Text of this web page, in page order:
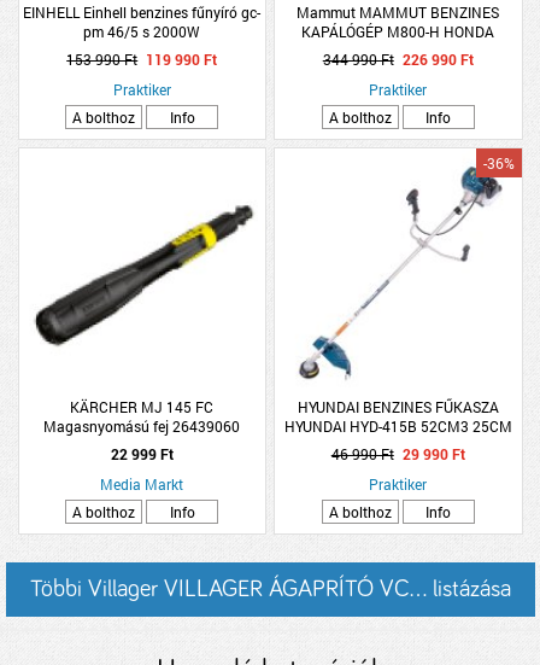
EINHELL Einhell benzines fűnyíró gc-
pm 46/5 s 2000W
153 990 Ft 119 990 Ft
Praktiker
A bolthoz
Info
Mammut MAMMUT BENZINES
KAPÁLÓGÉP M800-H HONDA
GCV170 3,6KW 770MM 2X3
KAPATAG
344 990 Ft 226 990 Ft
Praktiker
A bolthoz
Info
KÄRCHER MJ 145 FC
Magasnyomású fej 26439060
22 999 Ft
Media Markt
A bolthoz
Info
HYUNDAI BENZINES FŰKASZA
HYUNDAI HYD-415B 52CM3 25CM
-36%
46 990 Ft 29 990 Ft
Praktiker
A bolthoz
Info
Többi Villager VILLAGER ÁGAPRÍTÓ VC... listázása